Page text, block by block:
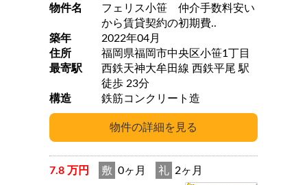
物件名
フェリス小笹 仲介手数料安い
から賃貸契約の初期費..
築年
2022年04月
住所
福岡県福岡市中央区小笹1丁目
最寄駅
西鉄天神大牟田線 西鉄平尾 駅
徒歩 23分
構造
鉄筋コンクリート造
7.8 万円 敷 0ヶ月 礼 2ヶ月